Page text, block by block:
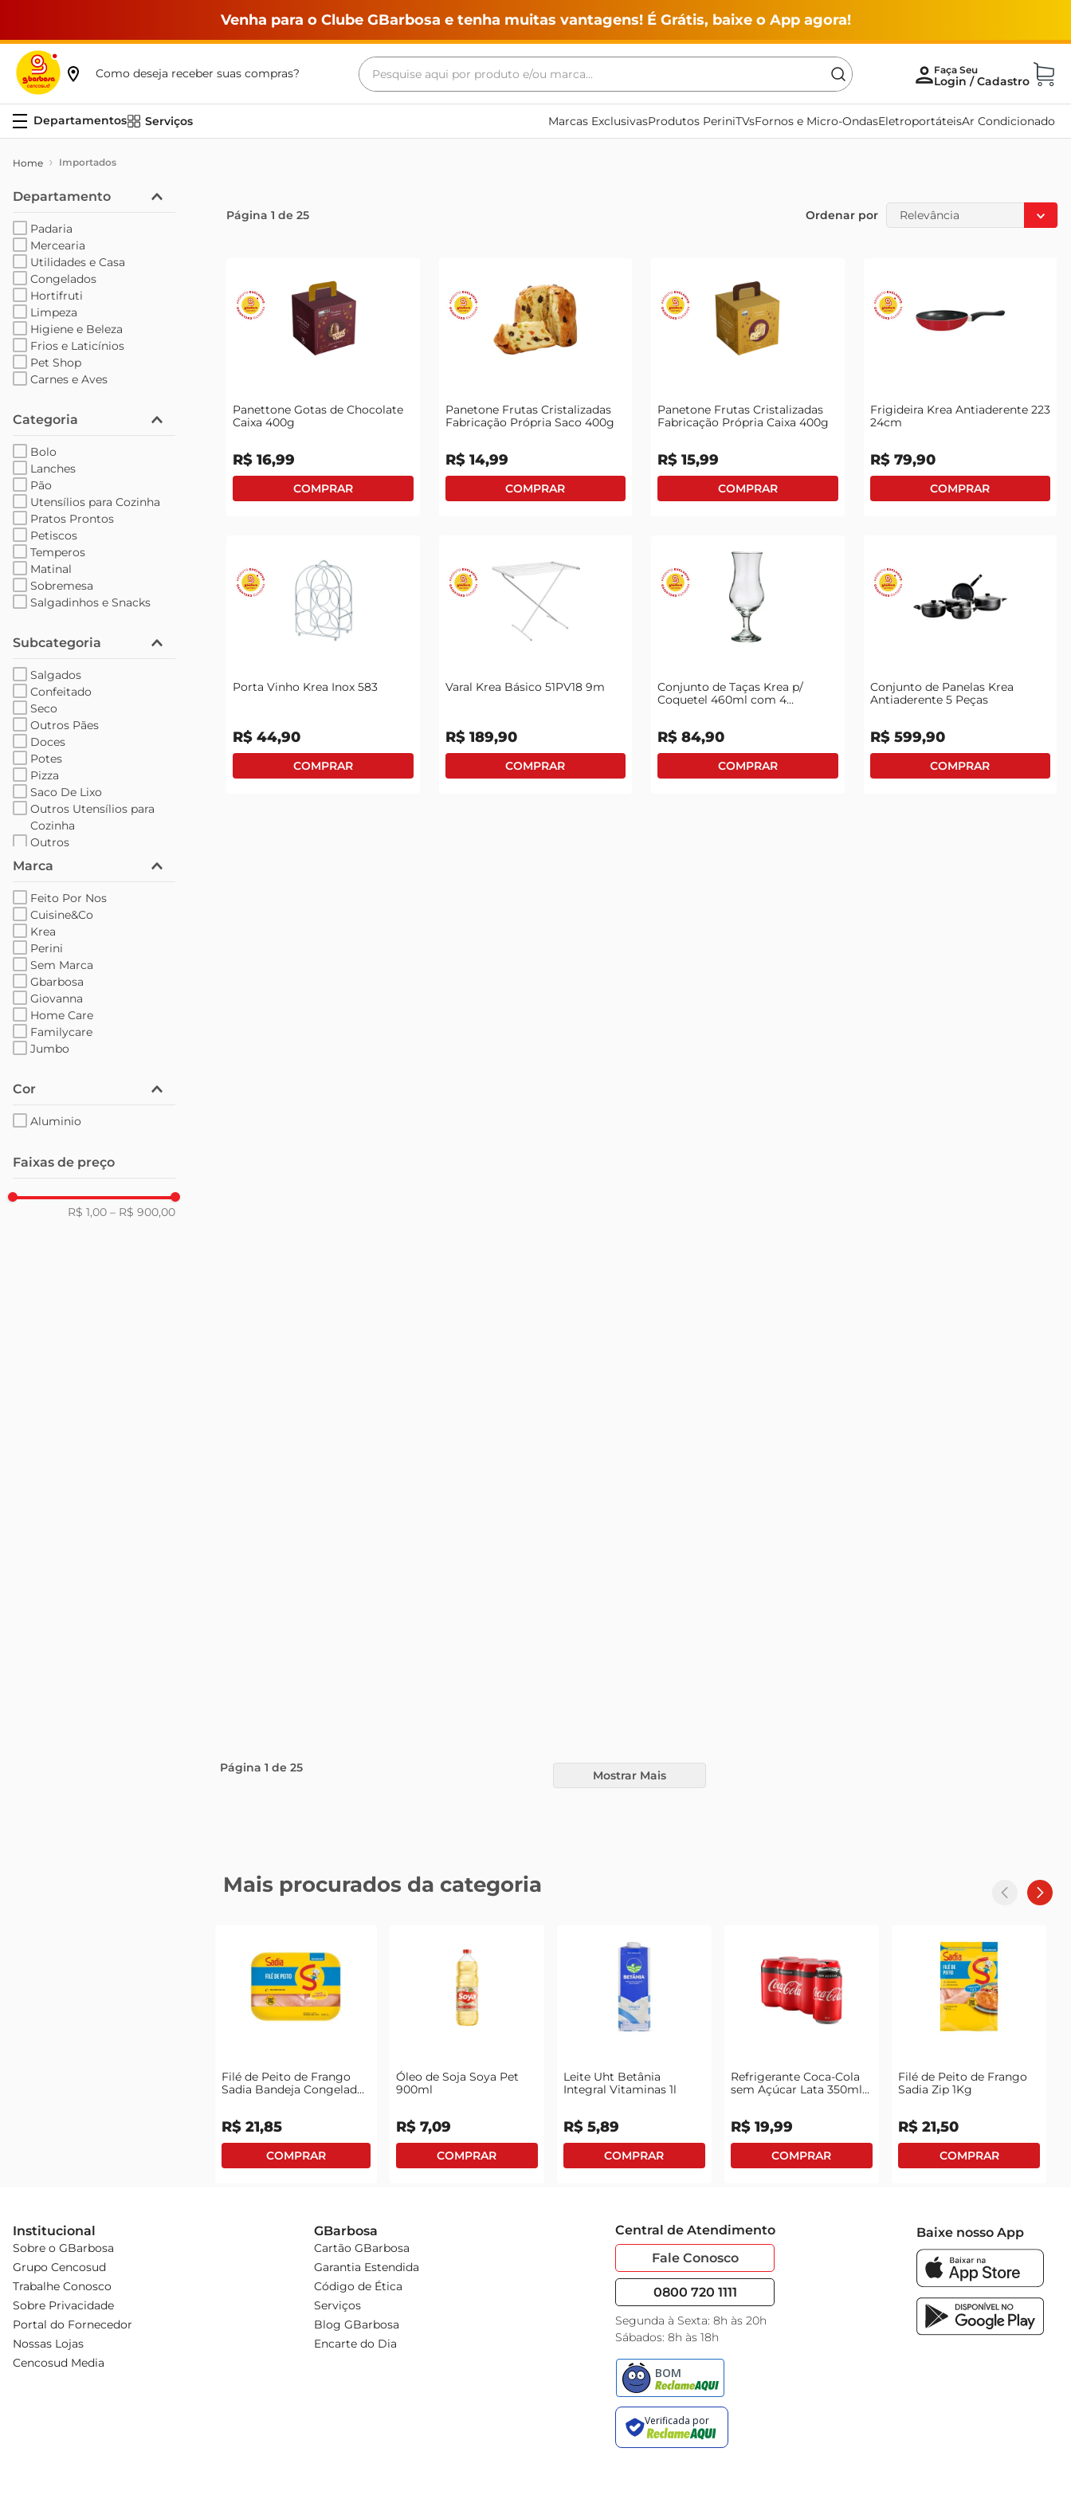
Venha para o Clube GBarbosa e tenha muitas vantagens! É Grátis, baixe o App agora!
Como deseja receber suas compras?
Pesquise aqui por produto e/ou marca...
Serviços Marcas ExclusivasProdutos PeriniTVsFornos e Micro-OndasEletroportáteisAr Condicionado
Importados
Departamento
Padaria
Mercearia
Utilidades e Casa
Congelados
Hortifruti
Limpeza
Higiene e Beleza
Frios e Laticínios
Pet Shop
Carnes e Aves
Categoria
Bolo
Lanches
Pão
Utensílios para Cozinha
Pratos Prontos
Petiscos
Temperos
Matinal
Sobremesa
Salgadinhos e Snacks
Subcategoria
Salgados
Confeitado
Seco
Outros Pães
Doces
Potes
Pizza
Saco De Lixo
Outros Utensílios para
Cozinha
Outros
Marca
Feito Por Nos
Cuisine&Co
Krea
Perini
Sem Marca
Gbarbosa
Giovanna
Home Care
Familycare
Jumbo
Cor
Aluminio
Faixas de preço
R$ 1,00 – R$ 900,00
Página1 de25 Ordenar por Relevância
Panettone Gotas de Chocolate
Caixa 400g
R$ 16,99
Panetone Frutas Cristalizadas
Fabricação Própria Saco 400g
R$ 14,99
Panetone Frutas Cristalizadas
Fabricação Própria Caixa 400g
R$ 15,99
Frigideira Krea Antiaderente 223
24cm
R$ 79,90
Porta Vinho Krea Inox 583
R$ 44,90
Varal Krea Básico 51PV18 9m
R$ 189,90
Conjunto de Taças Krea p/
Coquetel 460ml com 4
R$ 84,90
Conjunto de Panelas Krea
Antiaderente 5 Peças
R$ 599,90
Página1 de25
Mostrar Mais
Mais procurados da categoria
Filé de Peito de Frango
Sadia Bandeja Congelado
R$ 21,85
Óleo de Soja Soya Pet
900ml
R$ 7,09
Leite Uht Betânia
Integral Vitaminas 1l
R$ 5,89
Refrigerante Coca-Cola
sem Açúcar Lata 350ml
R$ 19,99
Filé de Peito de Frango
Sadia Zip 1Kg
R$ 21,50
Institucional
Sobre o GBarbosa
Grupo Cencosud
Trabalhe Conosco
Sobre Privacidade
Portal do Fornecedor
Nossas Lojas
Cencosud Media
GBarbosa
Cartão GBarbosa
Garantia Estendida
Código de Ética
Serviços
Blog GBarbosa
Encarte do Dia
Central de Atendimento
Fale Conosco
0800 720 1111
Segunda à Sexta: 8h às 20h
Sábados: 8h às 18h
Baixe nosso App
Termos mais buscados